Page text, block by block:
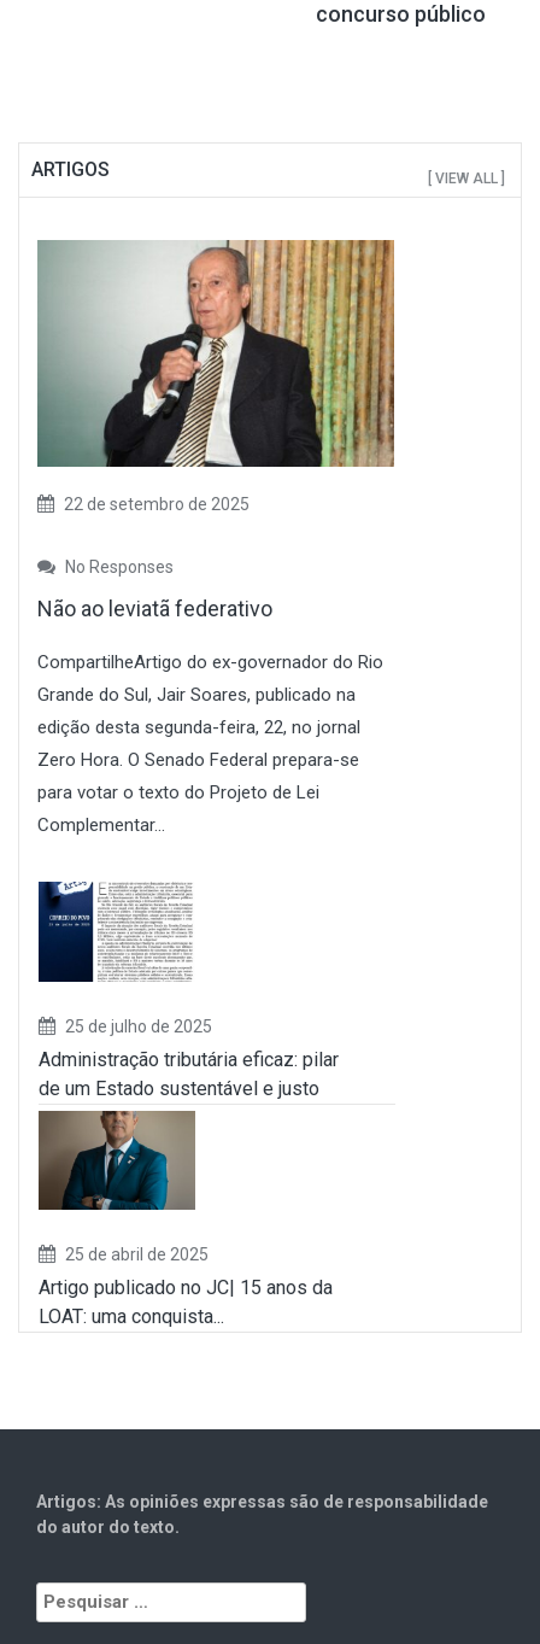
concurso público
ARTIGOS [ VIEW ALL ]
22 de setembro de 2025
No Responses
Não ao leviatã federativo
CompartilheArtigo do ex-governador do Rio
Grande do Sul, Jair Soares, publicado na
edição desta segunda-feira, 22, no jornal
Zero Hora. O Senado Federal prepara-se
para votar o texto do Projeto de Lei
Complementar...
25 de julho de 2025
Administração tributária eficaz: pilar
de um Estado sustentável e justo
25 de abril de 2025
Artigo publicado no JC| 15 anos da
LOAT: uma conquista...
Artigos: As opiniões expressas são de responsabilidade
do autor do texto.
Pesquisar
por: